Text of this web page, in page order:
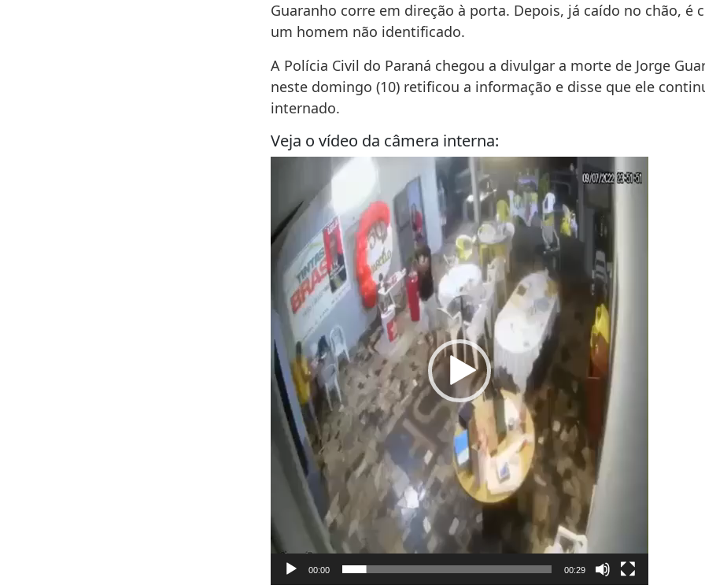
Guaranho corre em direção à porta. Depois, já caído no chão, é
um homem não identificado.
A Polícia Civil do Paraná chegou a divulgar a morte de Jorge
neste domingo (10) retificou a informação e disse que ele
internado.
Veja o vídeo da câmera interna:
vídeo
00:00 00:29